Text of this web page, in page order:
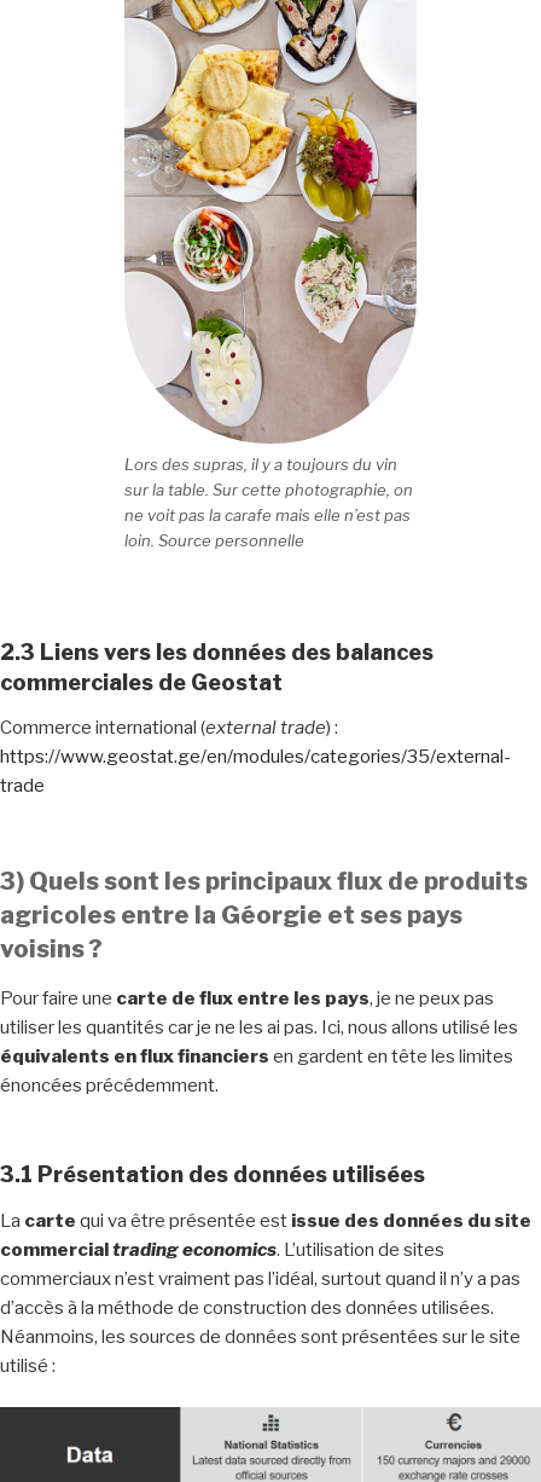
Lors des supras, il y a toujours du vin
sur la table. Sur cette photographie, on
ne voit pas la carafe mais elle n’est pas
loin. Source personnelle
2.3 Liens vers les données des balances
commerciales de Geostat
Commerce international (external trade) :
https://www.geostat.ge/en/modules/categories/35/external-
trade
3) Quels sont les principaux flux de produits
agricoles entre la Géorgie et ses pays
voisins ?
Pour faire une carte de flux entre les pays, je ne peux pas
utiliser les quantités car je ne les ai pas. Ici, nous allons utilisé les
équivalents en flux financiers en gardent en tête les limites
énoncées précédemment.
3.1 Présentation des données utilisées
La carte qui va être présentée est issue des données du site
commercialtrading economics. L’utilisation de sites
commerciaux n’est vraiment pas l’idéal, surtout quand il n’y a pas
d’accès à la méthode de construction des données utilisées.
Néanmoins, les sources de données sont présentées sur le site
utilisé :